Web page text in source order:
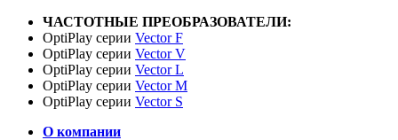
ЧАСТОТНЫЕ ПРЕОБРАЗОВАТЕЛИ:
OptiPlay серии Vector F
OptiPlay серии Vector V
OptiPlay серии Vector L
OptiPlay серии Vector M
OptiPlay серии Vector S
О компании